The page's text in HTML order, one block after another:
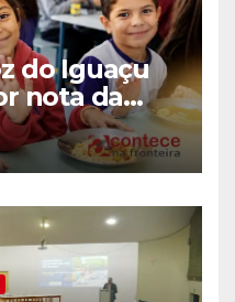
do Iguaçu
nota da